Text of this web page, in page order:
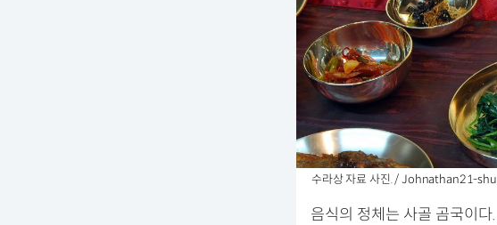
수라상 자료 사진. / Johnathan21-
음식의 정체는 사골 곰국이